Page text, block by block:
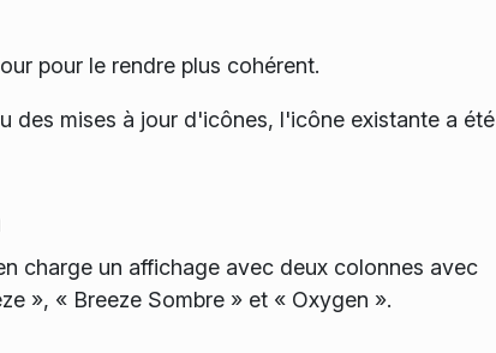
pour le rendre plus cohérent.
des mises à jour d'icônes, l'icône existante a été
charge un affichage avec deux colonnes avec
», « Breeze Sombre » et « Oxygen ».